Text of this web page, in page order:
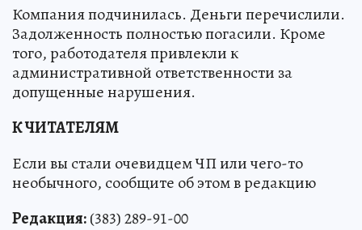
Компания подчинилась. Деньги перечислили.
Задолженность полностью погасили. Кроме
того, работодателя привлекли к
административной ответственности за
допущенные нарушения.
К ЧИТАТЕЛЯМ
Если вы стали очевидцем ЧП или чего-то
необычного, сообщите об этом в редакцию
Редакция:(383) 289-91-00